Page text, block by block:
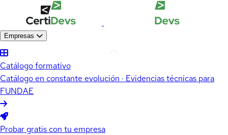
Empresas
Catálogo formativo
Catálogo en constante evolución · Evidencias técnicas para
FUNDAE
Probar gratis con tu empresa